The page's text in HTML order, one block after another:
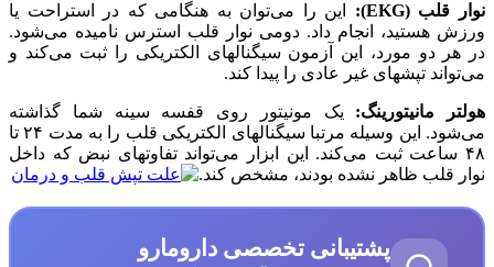
نوار قلب (EKG):
این را می‌توان به هنگامی که در استراحت یا
ورزش هستید، انجام داد. دومی نوار قلب استرس نامیده می‌شود.
در هر دو مورد، این آزمون سیگنالهای الکتریکی را ثبت می‌کند و
می‌تواند تپشهای غیر عادی را پیدا کند.
هولتر مانیتورینگ: یک مونیتور روی قفسه سینه شما گذاشته
می‌شود. این وسیله مرتبا سیگنالهای الکتریکی قلب را به مدت ۲۴ تا
۴۸ ساعت ثبت می‌کند. این ابزار می‌تواند تفاوتهای نبض که داخل
نوار قلب ظاهر نشده بودند، مشخص کند.
پشتیبانی تخصصی دارومارو